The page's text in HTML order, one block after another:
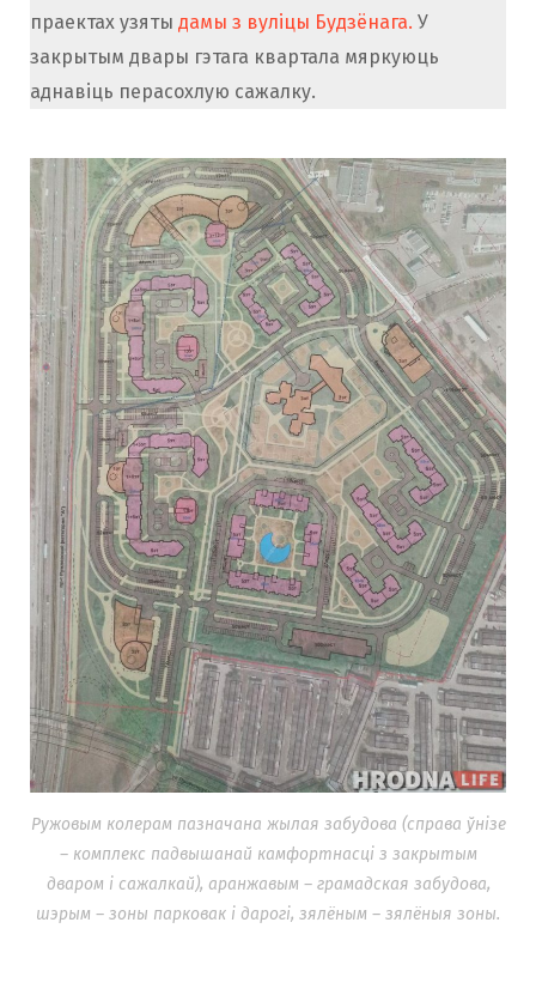
праектах узяты дамы з вуліцы Будзёнага. У
закрытым двары гэтага квартала мяркуюць
аднавіць перасохлую сажалку.
Ружовым колерам пазначана жылая забудова (справа ўнізе
– комплекс падвышанай камфортнасці з закрытым
дваром і сажалкай), аранжавым – грамадская забудова,
шэрым – зоны парковак і дарогі, зялёным – зялёныя зоны.